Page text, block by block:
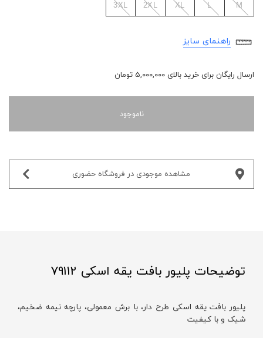
M
L
XL
2XL
3XL
راهنمای سایز
ارسال رایگان برای خرید بالای 5,000,000 تومان
ناموجود
مشاهده موجودی در فروشگاه حضوری‌
توضیحات پلیور بافت یقه اسکی 79112
پلیور بافت یقه اسکی طرح دار، با برش معمولی، پارچه نیمه ضخیم،
شیک و با کیفیت